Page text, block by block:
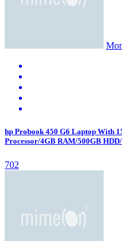
hp Probook 450 G6 Laptop With
Processor/4GB RAM/500GB
702